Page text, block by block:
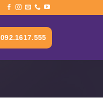
092.1617.555